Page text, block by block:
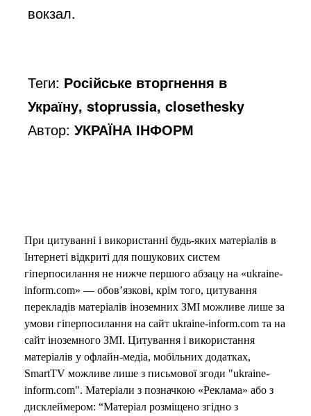
e
вокзал.
Теги: Російське вторгнення в
Україну, stoprussia, closethesky
Автор:УКРАЇНА ІНФОРМ
При цитуванні і використанні будь-яких матеріалів в
Інтернеті відкриті для пошукових систем
гіперпосилання не нижче першого абзацу на «ukraine-
inform.com» — обов’язкові, крім того, цитування
перекладів матеріалів іноземних ЗМІ можливе лише за
умови гіперпосилання на сайт ukraine-inform.com та на
сайт іноземного ЗМІ. Цитування і використання
матеріалів у офлайн-медіа, мобільних додатках,
SmartTV можливе лише з письмової згоди "ukraine-
inform.com". Матеріали з позначкою «Реклама» або з
дисклеймером: “Матеріал розміщено згідно з